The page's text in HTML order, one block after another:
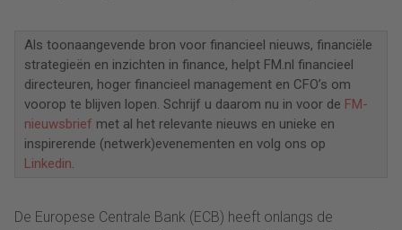
Als toonaangevende bron voor financieel nieuws, financiële
strategieën en inzichten in finance, helpt FM.nl financieel
directeuren, hoger financieel management en CFO’s om
voorop te blijven lopen. Schrijf u daarom nu in voor de FM-
nieuwsbrief met al het relevante nieuws en unieke en
inspirerende (netwerk)evenementen en volg ons op
Linkedin.
De Europese Centrale Bank (ECB) heeft onlangs de